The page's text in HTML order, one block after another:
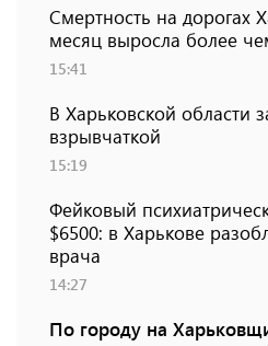
Смертность на дорогах
месяц выросла более
15:41
В Харьковской области
взрывчаткой
15:19
Фейковый
$6500: в Харькове
врача
14:27
По городу на